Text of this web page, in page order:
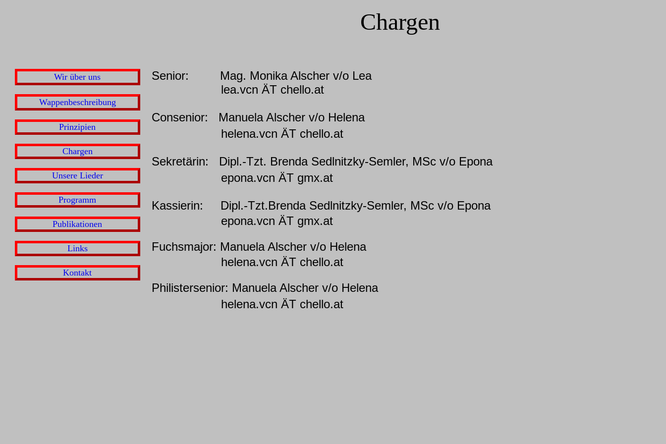
Chargen
Wir über uns
Wappenbeschreibung
Prinzipien
Chargen
Unsere Lieder
Programm
Publikationen
Links
Kontakt
Senior: Mag. Monika Alscher v/o Lea
lea.vcn ÄT chello.at
Consenior: Manuela Alscher v/o Helena
helena.vcn ÄT chello.at
Sekretärin: Dipl.-Tzt. Brenda Sedlnitzky-Semler, MSc v/o Epona
epona.vcn ÄT gmx.at
Kassierin: Dipl.-Tzt.Brenda Sedlnitzky-Semler, MSc v/o Epona
epona.vcn ÄT gmx.at
Fuchsmajor: Manuela Alscher v/o Helena
helena.vcn ÄT chello.at
Philistersenior: Manuela Alscher v/o Helena
helena.vcn ÄT chello.at